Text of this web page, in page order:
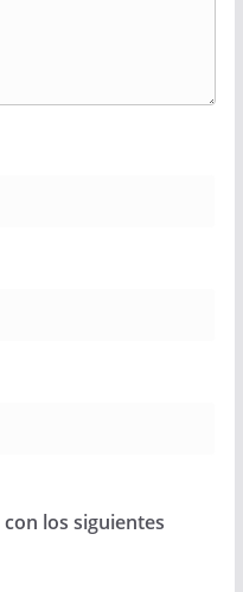
los siguientes